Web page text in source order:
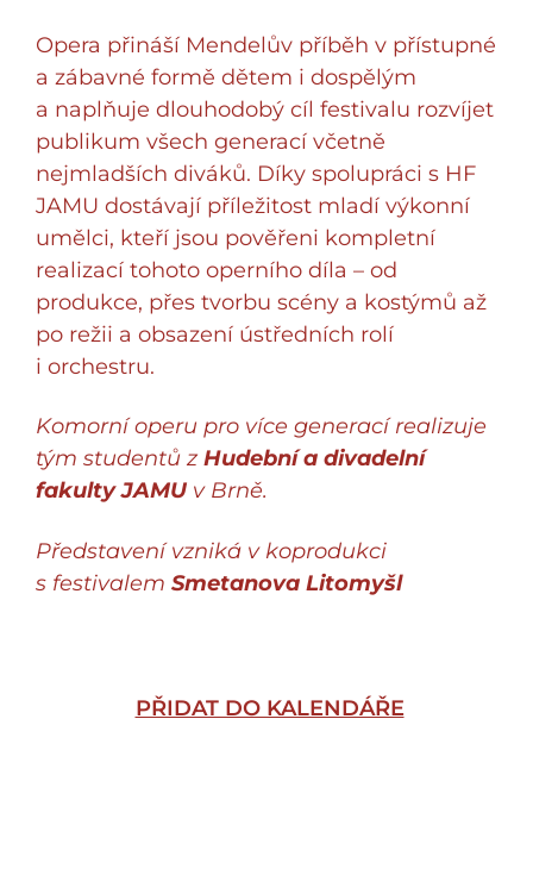
Opera přináší Mendelův příběh v přístupné
a zábavné formě dětem i dospělým
a naplňuje dlouhodobý cíl festivalu rozvíjet
publikum všech generací včetně
nejmladších diváků. Díky spolupráci s HF
JAMU dostávají příležitost mladí výkonní
umělci, kteří jsou pověřeni kompletní
realizací tohoto operního díla – od
produkce, přes tvorbu scény a kostýmů až
po režii a obsazení ústředních rolí
i orchestru.
Komorní operu pro více generací realizuje
tým studentů z Hudební a divadelní
fakulty JAMU v Brně.
Představení vzniká v koprodukci
s festivalem Smetanova Litomyšl
PŘIDAT DO KALENDÁŘE